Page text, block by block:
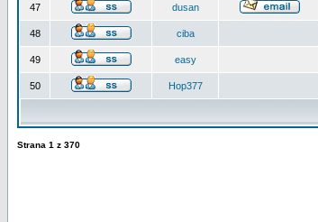
47 dusan
48 ciba
49 easy
50 Hop377
Strana 1 z 370